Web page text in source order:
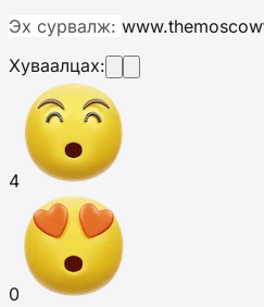
Эх сурвалж:
Хуваалцах:
4
0